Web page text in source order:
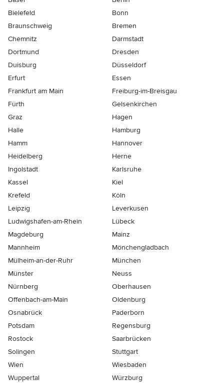
Bielefeld
Bonn
Braunschweig
Bremen
Chemnitz
Darmstadt
Dortmund
Dresden
Duisburg
Düsseldorf
Erfurt
Essen
Frankfurt am Main
Freiburg-im-Breisgau
Fürth
Gelsenkirchen
Graz
Hagen
Halle
Hamburg
Hamm
Hannover
Heidelberg
Herne
Ingolstadt
Karlsruhe
Kassel
Kiel
Krefeld
Köln
Leipzig
Leverkusen
Ludwigshafen-am-Rhein
Lübeck
Magdeburg
Mainz
Mannheim
Mönchen­gladbach
Mülheim-an-der-Ruhr
München
Münster
Neuss
Nürnberg
Oberhausen
Offenbach-am-Main
Oldenburg
Osnabrück
Paderborn
Potsdam
Regensburg
Rostock
Saarbrücken
Solingen
Stuttgart
Wien
Wiesbaden
Wuppertal
Würzburg